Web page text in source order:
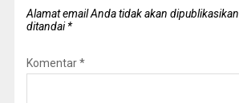
Alamat email Anda tidak akan dipublikasikan.
ditandai*
Komentar*